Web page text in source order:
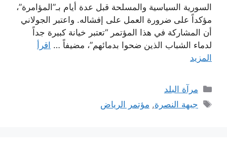
السورية السياسية والمسلحة قبل عدة أيام بـ”المؤامرة”،
مؤكداً على ضرورة العمل على إفشاله. واعتبر الجولاني
أن المشاركة في هذا المؤتمر “تعتبر خيانة كبيرة جداً
لدماء الشباب الذين ضحوا بدمائهم”، مضيفاً … اقرأ
المزيد
التصنيفات
مرآة البلد
الوسوم
جبهة النصرة, مؤتمر الرياض